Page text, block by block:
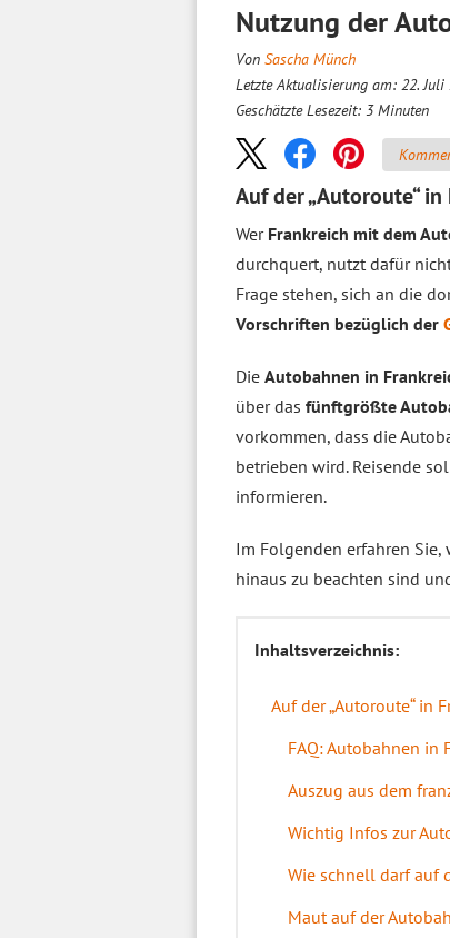
Nutzung der
Von Sascha Münch
Letzte Aktualisierung am: 22. Juli
Geschätzte Lesezeit: 3 Minuten
Auf der „Autoroute“
Wer Frankreich mit dem
durchquert, nutzt dafür
Frage stehen, sich an die
Vorschriften bezüglich der
Die Autobahnen in
über das fünftgrößte
vorkommen, dass die
betrieben wird. Reisende
informieren.
Im Folgenden erfahren
hinaus zu beachten sind
Inhaltsverzeichnis:
Auf der „Autoroute“ in
FAQ: Autobahnen in
Auszug aus dem
Wichtig Infos zur
Wie schnell darf auf
Maut auf der